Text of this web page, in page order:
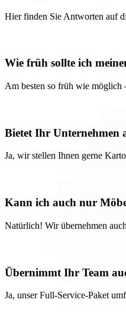
Hier finden Sie Antworten auf
Wie früh sollte ich
Am besten so früh wie möglich
Bietet Ihr Unternehmen
Ja, wir stellen Ihnen gerne
Kann ich auch nur
Natürlich! Wir übernehmen
Übernimmt Ihr Team
Ja, unser Full-Service-Paket